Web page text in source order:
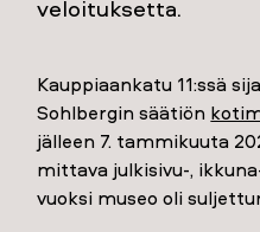
veloituksetta.
Kauppiaankatu 11:ssä
Sohlbergin säätiön
jälleen 7. tammikuuta
mittava julkisivu-,
vuoksi museo oli